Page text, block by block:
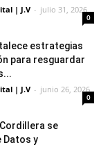
| J.V - julio 31, 2026
0
estrategias
para resguardar
| J.V - junio 26, 2026
0
se
Datos y